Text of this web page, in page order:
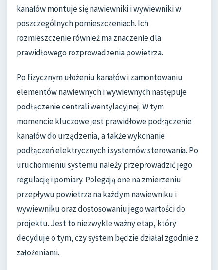
kanałów montuje się nawiewniki i wywiewniki w
poszczególnych pomieszczeniach. Ich
rozmieszczenie również ma znaczenie dla
prawidłowego rozprowadzenia powietrza.
Po fizycznym ułożeniu kanałów i zamontowaniu
elementów nawiewnych i wywiewnych następuje
podłączenie centrali wentylacyjnej. W tym
momencie kluczowe jest prawidłowe podłączenie
kanałów do urządzenia, a także wykonanie
podłączeń elektrycznych i systemów sterowania. Po
uruchomieniu systemu należy przeprowadzić jego
regulację i pomiary. Polegają one na zmierzeniu
przepływu powietrza na każdym nawiewniku i
wywiewniku oraz dostosowaniu jego wartości do
projektu. Jest to niezwykle ważny etap, który
decyduje o tym, czy system będzie działał zgodnie z
założeniami.